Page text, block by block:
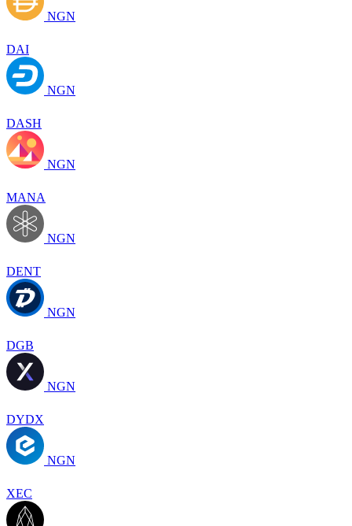
NGN
DAI
NGN
DASH
NGN
MANA
NGN
DENT
NGN
DGB
NGN
DYDX
NGN
XEC